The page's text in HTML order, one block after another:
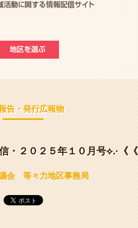
告・発行広報物
・２０２５年１０月号⟡.·《《
会 等々力地区事務局